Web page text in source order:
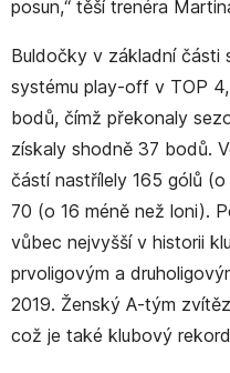
posun,“ těší trenéra
Buldočky v základní části
systému play-off v TOP
bodů, čímž překonaly
získaly shodně 37 bodů.
částí nastřílely 165 gólů
70 (o 16 méně než loni).
vůbec nejvyšší v historii
prvoligovým a
2019. Ženský A-tým
což je také klubový